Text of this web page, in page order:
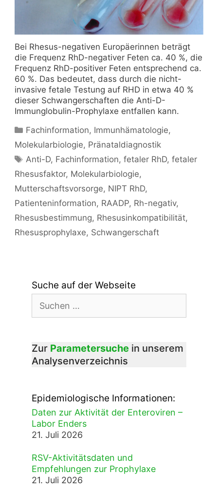
Bei Rhesus-negativen Europäerinnen beträgt
die Frequenz RhD-negativer Feten ca. 40 %, die
Frequenz RhD-positiver Feten entsprechend ca.
60 %. Das bedeutet, dass durch die nicht-
invasive fetale Testung auf RHD in etwa 40 %
dieser Schwangerschaften die Anti-D-
Immunglobulin-Prophylaxe entfallen kann.
Kategorien
Fachinformation, Immunhämatologie,
Molekularbiologie, Pränataldiagnostik
Schlagwörter
Anti-D, Fachinformation,fetaler RhD,fetaler
Rhesusfaktor, Molekularbiologie,
Mutterschaftsvorsorge, NIPT RhD,
Patienteninformation, RAADP, Rh-negativ,
Rhesusbestimmung, Rhesusinkompatibilität,
Rhesusprophylaxe, Schwangerschaft
Suche auf der Webseite
nach:
Zur Parametersuche in unserem
Analysenverzeichnis
Epidemiologische Informationen:
Daten zur Aktivität der Enteroviren –
Labor Enders
21. Juli 2026
RSV-Aktivitätsdaten und
Empfehlungen zur Prophylaxe
21. Juli 2026